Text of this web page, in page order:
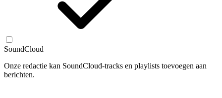
SoundCloud
Onze redactie kan SoundCloud-tracks en playlists toevoegen aan
berichten.